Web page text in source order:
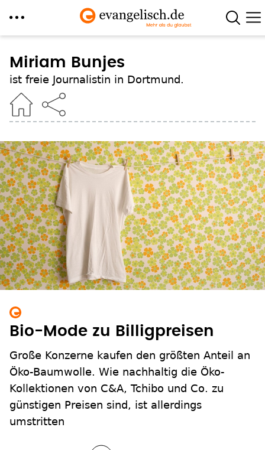
zum
Inhalt
Miriam Bunjes
ist freie Journalistin in Dortmund.
Bio-Mode zu Billigpreisen
Große Konzerne kaufen den größten Anteil an
Öko-Baumwolle. Wie nachhaltig die Öko-
Kollektionen von C&A, Tchibo und Co. zu
günstigen Preisen sind, ist allerdings
umstritten